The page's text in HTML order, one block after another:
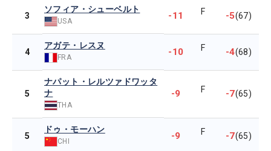
3
ソフィア・シューベルト
USA -11 F -5(67)
4
アガテ・レスヌ
FRA -10 F -4(68)
5
ナパット・レルツァドワッタ
ナ
THA
-9 F -7(65)
5
ドゥ・モーハン
CHI -9 F -7(65)